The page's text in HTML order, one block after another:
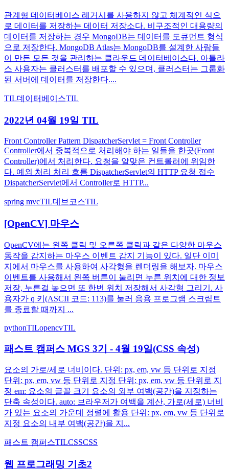
관계형 데이터베이스 레거시를 사용하지 않고 체계적인 식으
로 데이터를 저장하는 데이터 저장소다. 비구조적인 대용량의
데이터를 저장하는 경우 MongoDB는 데이터를 도큐먼트 형식
으로 저장한다. MongoDB Atlas는 MongoDB를 설계한 사람들
이 만든 모든 것을 관리하는 클라우드 데이터베이스다. 아틀라
스 사용자는 클러스터를 배포할 수 있으며, 클러스터는 그룹화
된 서버에 데이터를 저장한다....
TIL데이터베이스TIL
2022년 04월 19일 TIL
Front Controller Pattern DispatcherServlet = Front Controller
Controller에서 중복적으로 처리해야 하는 일들을 한곳(Front
Controller)에서 처리한다. 요청을 알맞은 컨트롤러에 위임한
다. 예외 처리 처리 흐름 DispatcherServlet의 HTTP 요청 접수
DispatcherServlet에서 Controller로 HTTP...
spring mvcTIL데브코스TIL
[OpenCV] 마우스
OpenCV에는 왼쪽 클릭 및 오른쪽 클릭과 같은 다양한 마우스
동작을 감지하는 마우스 이벤트 감지 기능이 있다. 일단 이미
지에서 마우스를 사용하여 사각형을 렌더링을 해보자. 마우스
이벤트를 사용해서 왼쪽 버튼이 눌리면 누른 위치에 대한 정보
저장, 누른걸 놓으면 또 한번 위치 저장해서 사각형 그리기. 사
용자가 q 키(ASCII 코드: 113)를 눌러 응용 프로그램 스크립트
를 종료할 때까지 ...
pythonTILopencvTIL
패스트 캠퍼스 MGS 3기 - 4월 19일(CSS 속성)
요소의 가로/세로 너비이다. 단위: px, em, vw 등 단위로 지정
단위: px, em, vw 등 단위로 지정 단위: px, em, vw 등 단위로 지
정 em: 요소의 글꼴 크기 요소의 외부 여백(공간)을 지정하는
단축 속성이다. auto: 브라우저가 여백을 계산, 가로(세로) 너비
가 있는 요소의 가운데 정렬에 활용 단위: px, em, vw 등 단위로
지정 요소의 내부 여백(공간)을 지...
패스트 캠퍼스TILCSSCSS
웹 프로그래밍 기초2